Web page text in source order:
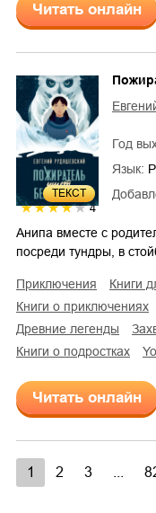
Читать онлайн
ТЕКСТ
4
Год
Язык:
Анипа вместе с
посреди тундры, в
приключения
книги
книги о приключениях
древние легенды
книги о подростках
Читать онлайн
1 2 3